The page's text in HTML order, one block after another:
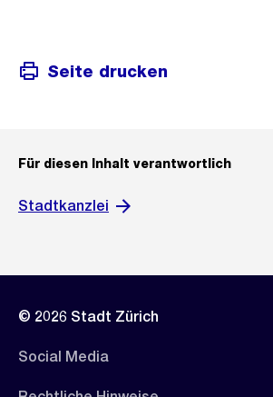
Seite drucken
Für diesen Inhalt verantwortlich
Stadtkanzlei
© 2026 Stadt Zürich
Social Media